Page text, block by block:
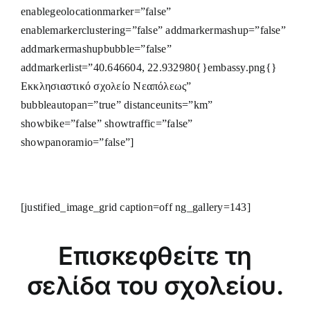
enablegeolocationmarker=”false”
enablemarkerclustering=”false” addmarkermashup=”false”
addmarkermashupbubble=”false”
addmarkerlist=”40.646604, 22.932980{}embassy.png{}
Εκκλησιαστικό σχολείο Νεαπόλεως”
bubbleautopan=”true” distanceunits=”km”
showbike=”false” showtraffic=”false”
showpanoramio=”false”]
[justified_image_grid caption=off ng_gallery=143]
Επισκεφθείτε τη
σελίδα του σχολείου.